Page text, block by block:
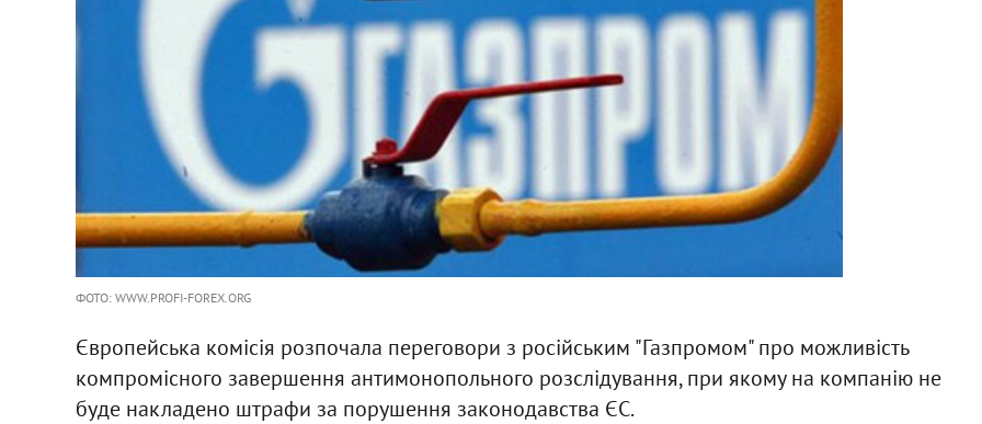
ФОТО: WWW.PROFI-FOREX.ORG
Європейська комісія розпочала переговори з російським "Газпромом" про можливість
компромісного завершення антимонопольного розслідування, при якому на компанію не
буде накладено штрафи за порушення законодавства ЄС.